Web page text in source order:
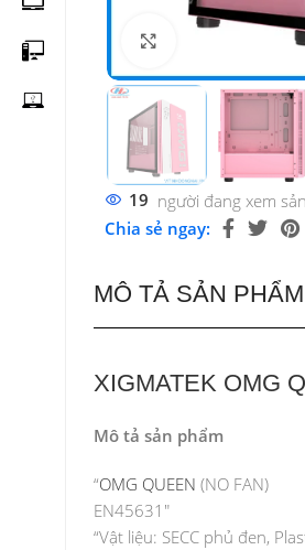
19 người đang xem
Chia sẻ ngay:
MÔ TẢ SẢN PHẨM
XIGMATEK OMG
Mô tả sản phẩm
“OMG QUEEN (NO FAN)
EN45631″
“Vật liệu: SECC phủ đen,